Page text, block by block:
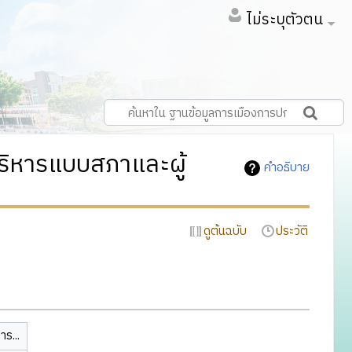
ไม่ระบุตัวตน
คำอธิบาย
หารแบบสภาและผู้
ดูต้นฉบับ ประวัติ
...